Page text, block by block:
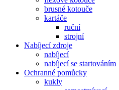
brusné kotouče
kartáče
ruční
strojní
Nabíjecí zdroje
nabíjecí
nabíjecí se startováním
Ochranné pomůcky
kukly